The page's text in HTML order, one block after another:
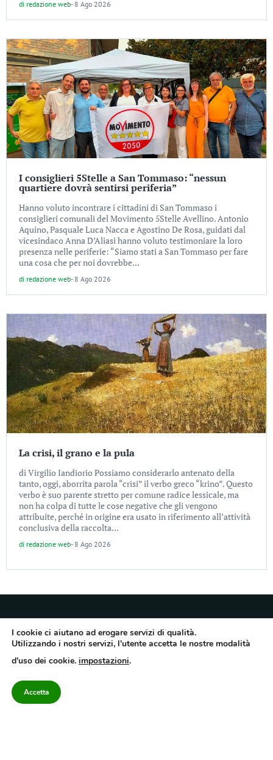
di redazione web- 8 Ago 2026
I consiglieri 5Stelle a San Tommaso: “nessun
quartiere dovrà sentirsi periferia”
Hanno voluto incontrare i cittadini di San Tommaso i
consiglieri comunali del Movimento 5Stelle Avellino. Antonio
Aquino, Pasquale Luca Nacca e Agostino De Rosa, guidati dal
vicesindaco Anna D’Aliasi hanno voluto testimoniare la loro
presenza nelle periferie: “Siamo stati a San Tommaso per fare
una cosa che per noi dovrebbe...
di redazione web- 8 Ago 2026
La crisi, il grano e la pula
di Virgilio Iandiorio Possiamo considerarlo antenato della
tanto, oggi, aborrita parola “crisi” il verbo greco “krino”. Questo
verbo è suo parente stretto per comune radice lessicale, ma
non ha colpa di tutte le cose negative che gli vengono
attribuite, perché in origine era usato in riferimento all’attività
conclusiva della raccolta...
di redazione web- 8 Ago 2026
Quotidiano dell’Irpinia, a diffusione regionale. Reg. Trib. di Avellino n.7/12 del
10/9/2012. Iscritto nel Registro Operatori di Comunicazione al n.7671
Direttore responsabile Gianni Festa – Corriere srl – Via Annarumma 39/A 83100
Avellino – Cap.Soc. 20.000 € – REA 187346 – PI/CF. Reg. naz. stampa 10218/99
I cookie ci aiutano ad erogare servizi di qualità.
Utilizzando i nostri servizi, l'utente accetta le nostre modalità
d'uso dei cookie. impostazioni.
Accetta